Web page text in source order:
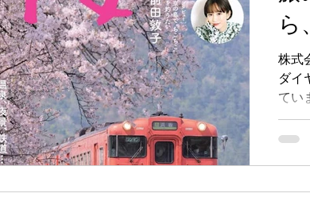
ら
株式
ダイ
てい